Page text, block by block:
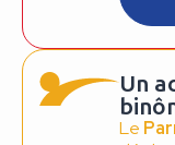
Un
Le